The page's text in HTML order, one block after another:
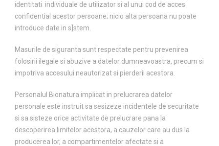
identitati individuale de utilizator si al unui cod de acces
confidential acestor persoane; nicio alta persoana nu poate
introduce date in s]stem.
Masurile de siguranta sunt respectate pentru prevenirea
folosirii ilegale si abuzive a datelor dumneavoastra, precum si
impotriva accesului neautorizat si pierderii acestora.
Personalul Bionatura implicat in prelucrarea datelor
personale este instruit sa sesizeze incidentele de securitate
si sa sisteze orice activitate de prelucrare pana la
descoperirea limitelor acestora, a cauzelor care au dus la
producerea lor, a compartimentelor afectate si a